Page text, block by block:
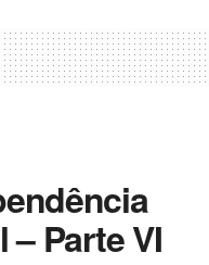
Parte VI